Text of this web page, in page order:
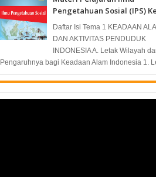
Pengetahuan Sosial (IPS)
Daftar Isi Tema 1 KEADAAN
DAN AKTIVITAS PENDUDUK
INDONESIA A. Letak Wilayah
Pengaruhnya bagi Keadaan Alam Indonesia 1.